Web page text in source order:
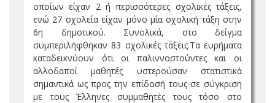
οποίων είχαν 2 ή περισσότερες σχολικές τάξεις,
ενώ 27 σχολεία είχαν μόνο μία σχολική τάξη στην
6η δημοτικού. Συνολικά, στο δείγμα
συμπεριλήφθηκαν 83 σχολικές τάξεις.Τα ευρήματα
καταδεικνύουν ότι οι παλιννοστούντες και οι
αλλοδαποί μαθητές υστερούσαν στατιστικά
σημαντικά ως προς την επίδοσή τους σε σύγκριση
με τους Έλληνες συμμαθητές τους τόσο στο